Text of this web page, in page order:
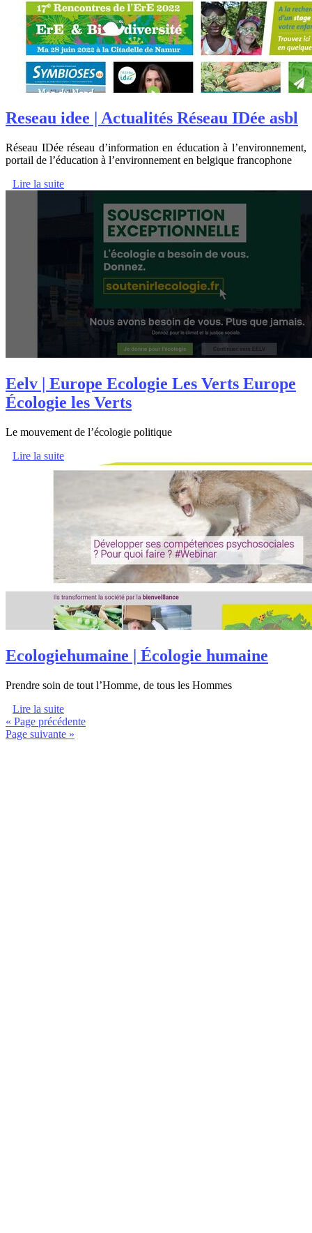
Reseau idee | Actualités Réseau IDée asbl
Réseau IDée réseau d’information en éducation à l’environnement,
portail de l’éducation à l’environnement en belgique francophone
Lire la suite
Eelv | Europe Ecologie Les Verts Europe
Écologie les Verts
Le mouvement de l’écologie politique
Lire la suite
Ecologiehumai­ne | Écologie humaine
Prendre soin de tout l’Homme, de tous les Hommes
Lire la suite
« Page précédente
Page suivante »